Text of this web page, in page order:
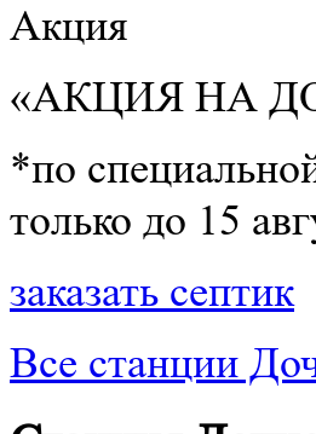
Акция
«АКЦИЯ НА
*по
только до 15
заказать септик
Все станции